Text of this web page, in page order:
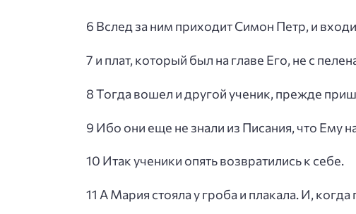
6 Вслед за ним приходит Симон Петр, и
7 и плат, который был на главе Его, не с
8 Тогда вошел и другой ученик, прежде
9 Ибо они еще не знали из Писания, что Ему
10 Итак ученики опять возвратились к себе.
11 А Мария стояла у гроба и плакала. И,